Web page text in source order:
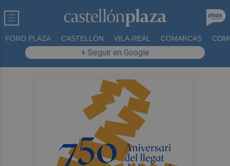
FORO PLAZA CASTELLÓN VILA-REAL COMARCAS
+ Seguir en Google